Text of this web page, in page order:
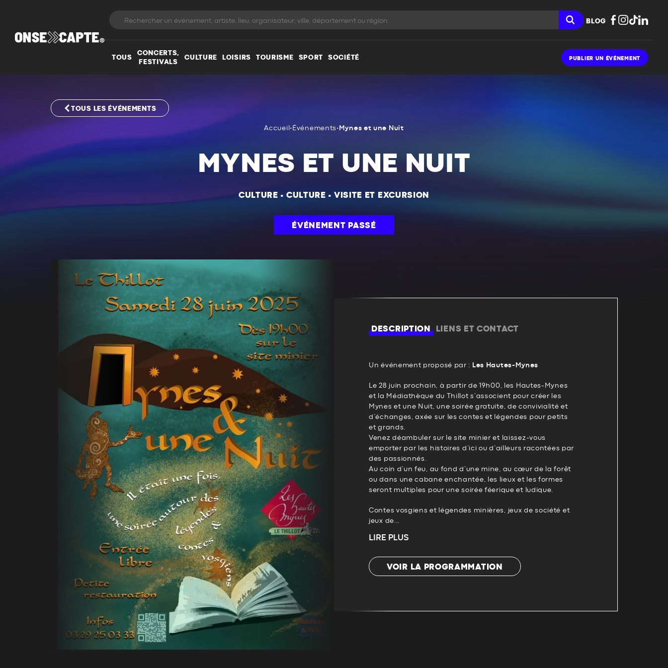
BLOG
TOUS
CONCERTS,
FESTIVALS
CULTURE LOISIRS TOURISME SPORT SOCIÉTÉ PUBLIER UN ÉVÉNEMENT
TOUS LES ÉVÉNEMENTS
Accueil • Événements• Mynes et une Nuit
MYNES ET UNE NUIT
CULTURE • CULTURE • VISITE ET EXCURSION
ÉVÉNEMENT PASSÉ
DESCRIPTION LIENS ET CONTACT
Un événement proposé par : Les Hautes-Mynes
Le 28 juin prochain, à partir de 19h00, les Hautes-Mynes
et la Médiathèque du Thillot s’associent pour créer les
Mynes et une Nuit, une soirée gratuite, de convivialité et
d’échanges, axée sur les contes et légendes pour petits
et grands.
Venez déambuler sur le site minier et laissez-vous
emporter par les histoires d’ici ou d’ailleurs racontées par
des passionnés.
Au coin d’un feu, au fond d’une mine, au cœur de la forêt
ou dans une cabane enchantée, les lieux et les formes
seront multiples pour une soirée féerique et ludique.
Contes vosgiens et légendes minières, jeux de société et
jeux de...
LIRE PLUS
VOIR LA PROGRAMMATION